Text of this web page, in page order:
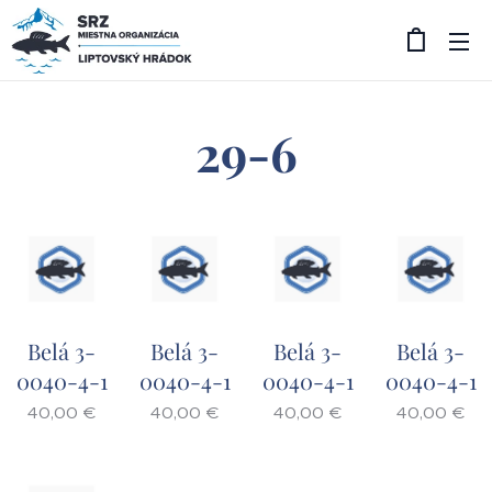
29-6
Belá 3-
0040-4-1
40,00 €
Belá 3-
0040-4-1
40,00 €
Belá 3-
0040-4-1
40,00 €
Belá 3-
0040-4-1
40,00 €